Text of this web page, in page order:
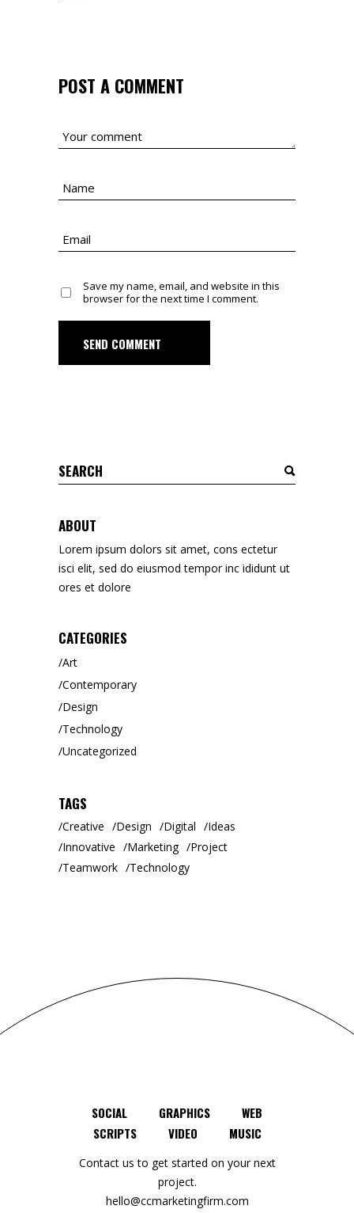
POST A COMMENT
Save my name, email, and website in this
browser for the next time I comment.
SEND COMMENT
Search
for:
ABOUT
Lorem ipsum dolors sit amet, cons ectetur
isci elit, sed do eiusmod tempor inc ididunt ut
ores et dolore
CATEGORIES
Art
Contemporary
Design
Technology
Uncategorized
TAGS
Creative Design Digital
Ideas
Innovative
Marketing
Project
Teamwork
Technology
SOCIAL GRAPHICS
WEB
SCRIPTS
VIDEO MUSIC
Contact us to get started on your next
project.
hello@ccmarketingfirm.com